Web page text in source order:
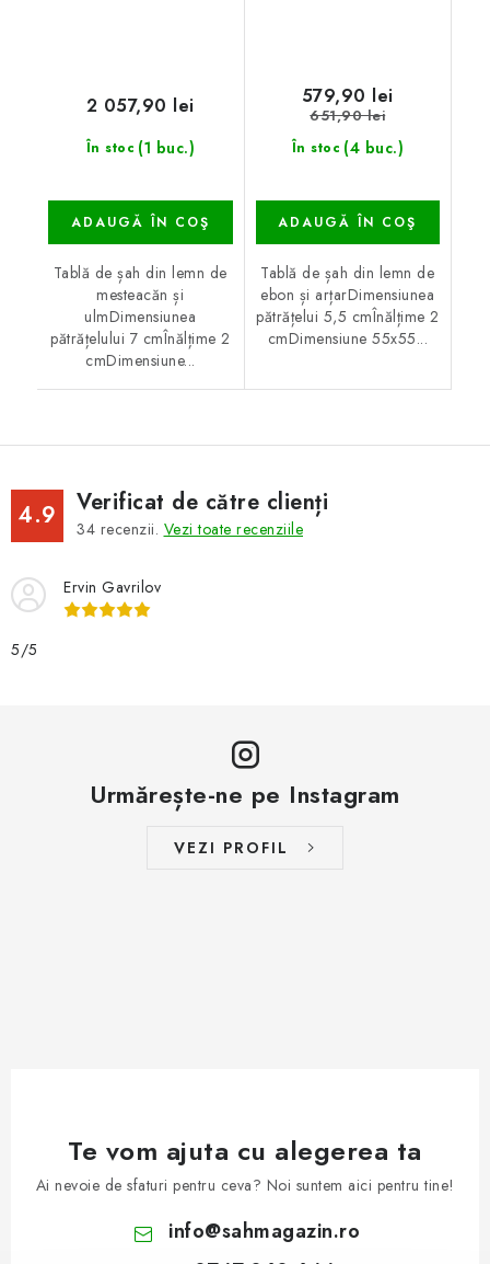
În stoc (1 buc.)
2 057,90 lei
ADAUGĂ ÎN COŞ
Tablă de șah din lemn de
mesteacăn și
ulmDimensiunea
pătrățelului 7 cmÎnălțime 2
cmDimensiune...
În stoc (4 buc.)
579,90 lei
651,90 lei
ADAUGĂ ÎN COŞ
Tablă de șah din lemn de
ebon și arțarDimensiunea
pătrățelui 5,5 cmÎnălțime 2
cmDimensiune 55x55...
4.9 Verificat de către clienți
34 recenzii. Vezi toate recenziile
Ervin Gavrilov
5/5
Urmărește-ne pe Instagram
VEZI PROFIL
Te vom ajuta cu alegerea ta
Ai nevoie de sfaturi pentru ceva? Noi suntem aici pentru tine!
info@sahmagazin.ro